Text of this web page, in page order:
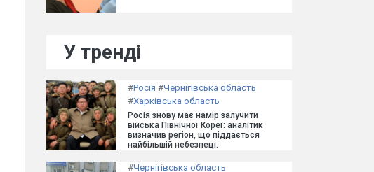
У тренді
#Росія #Чернігівська область
#Харківська область
Росія знову має намір залучити
війська Північної Кореї: аналітик
визначив регіон, що піддається
найбільшій небезпеці.
#Чернігівська область